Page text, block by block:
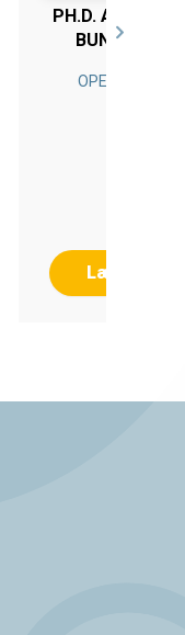
PH.D. ANJA
BUNDGAARD
OPEN ACCESS
Læs mere